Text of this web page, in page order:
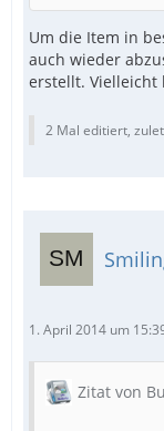
Um die Item in
auch wieder
erstellt. Vielleicht
2 Mal editiert,
1. April 2014 um
Zitat von